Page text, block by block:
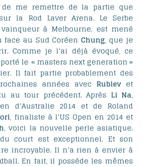
me remettre de la partie que
la Rod Laver Arena. Le Serbe
à Melbourne, est mené
au Sud Coréen Chung, que je
Comme je l’ai déjà évoqué, ce
le « masters next generation »
Il fait partie probablement des
années avec Rublev et
au tour précédent. Après Li Na,
d’Australie 2014 et de Roland
, finaliste à l’US Open en 2014 et
, voici la nouvelle perle asiatique.
court est exceptionnel. Et son
incroyable. Il n’a rien à envier à
En fait, il possède les mêmes